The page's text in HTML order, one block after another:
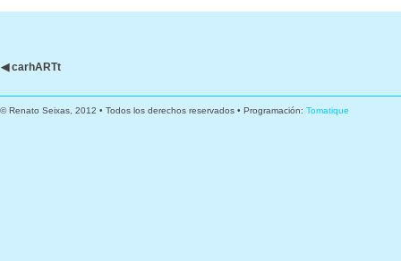
◀ carhARTt
© Renato Seixas, 2012 • Todos los derechos reservados • Programación: Tomatique